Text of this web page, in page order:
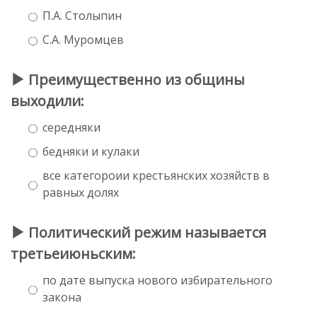
П.А. Столыпин
С.А. Муромцев
Преимущественно из общины
выходили:
середняки
бедняки и кулаки
все категороии крестьянских хозяйств в
равных долях
Политический режим называется
третьеиюньским:
по дате выпуска нового избирательного
закона